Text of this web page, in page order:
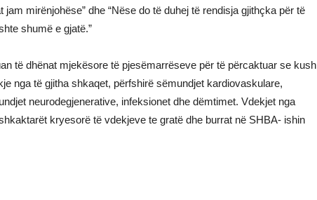
mirënjohëse” dhe “Nëse do të duhej të rendisja gjithçka për të
shumë e gjatë.”
të dhënat mjekësore të pjesëmarrëseve për të përcaktuar se kush
nga të gjitha shkaqet, përfshirë sëmundjet kardiovaskulare,
neurodegjenerative, infeksionet dhe dëmtimet. Vdekjet nga
kryesorë të vdekjeve te gratë dhe burrat në SHBA- ishin